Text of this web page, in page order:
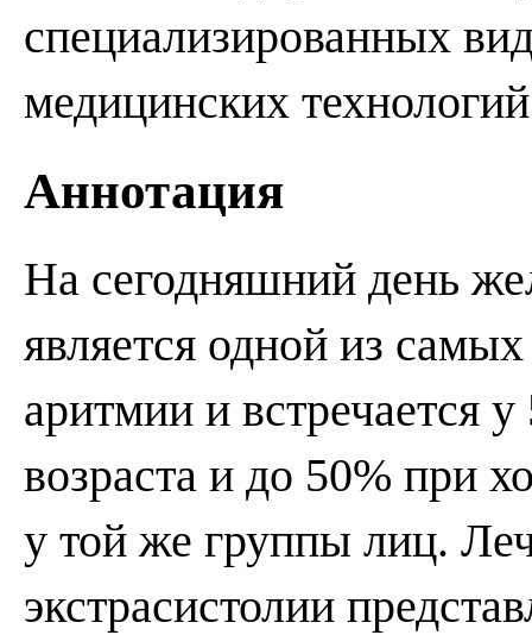
специализированных
медицинских
Аннотация
На сегодняшний день
является одной из
аритмии и встречается
возраста и до 50% при
у той же группы лиц.
экстрасистолии